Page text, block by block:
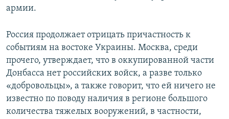
армии.
Россия продолжает отрицать причастность к
событиям на востоке Украины. Москва, среди
прочего, утверждает, что в оккупированной части
Донбасса нет российских войск, а разве только
«добровольцы», а также говорит, что ей ничего не
известно по поводу наличия в регионе большого
количества тяжелых вооружений, в частности,